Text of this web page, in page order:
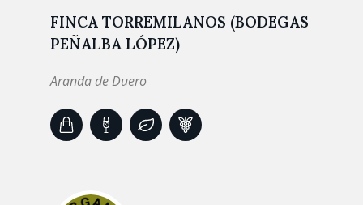
FINCA TORREMILANOS (BODEGAS
PEÑALBA LÓPEZ)
Aranda de Duero